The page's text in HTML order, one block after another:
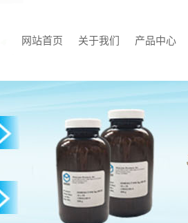
网站首页 关于我们
联系我们
资质证书
应用领域
产品中心
银分子筛